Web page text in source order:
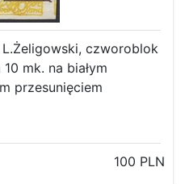
czworoblok
mk. na białym
przesunięciem
100 PLN